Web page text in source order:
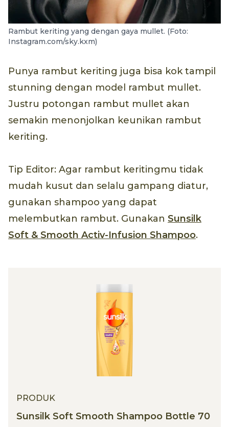
Rambut keriting yang dengan gaya mullet. (Foto:
Instagram.com/sky.kxm)
Punya rambut keriting juga bisa kok tampil
stunning dengan model rambut mullet.
Justru potongan rambut mullet akan
semakin menonjolkan keunikan rambut
keriting.
Tip Editor: Agar rambut keritingmu tidak
mudah kusut dan selalu gampang diatur,
gunakan shampoo yang dapat
melembutkan rambut. Gunakan Sunsilk
Soft & Smooth Activ-Infusion Shampoo.
PRODUK
Sunsilk Soft Smooth Shampoo Bottle 70